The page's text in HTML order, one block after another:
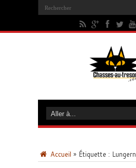
Accueil » Étiquette : Lungern